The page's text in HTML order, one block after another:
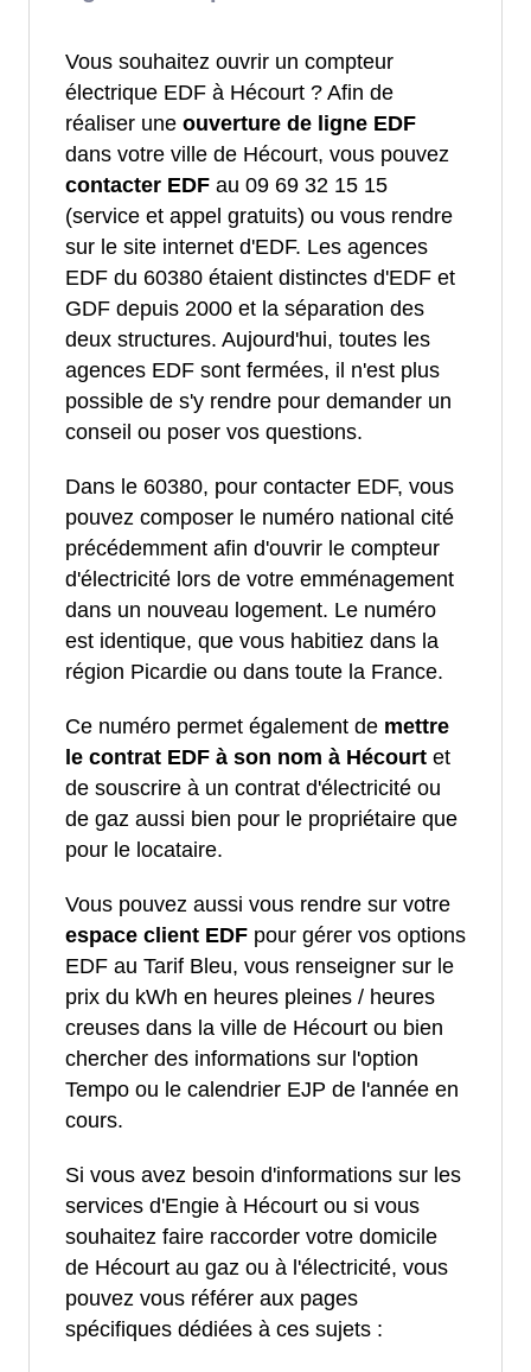
Vous souhaitez ouvrir un compteur
électrique EDF à Hécourt ? Afin de
réaliser une ouverture de ligne EDF
dans votre ville de Hécourt, vous pouvez
contacter EDF au 09 69 32 15 15
(service et appel gratuits) ou vous rendre
sur le site internet d'EDF. Les agences
EDF du 60380 étaient distinctes d'EDF et
GDF depuis 2000 et la séparation des
deux structures. Aujourd'hui, toutes les
agences EDF sont fermées, il n'est plus
possible de s'y rendre pour demander un
conseil ou poser vos questions.
Dans le 60380, pour contacter EDF, vous
pouvez composer le numéro national cité
précédemment afin d'ouvrir le compteur
d'électricité lors de votre emménagement
dans un nouveau logement. Le numéro
est identique, que vous habitiez dans la
région Picardie ou dans toute la France.
Ce numéro permet également de mettre
le contrat EDF à son nom à Hécourt et
de souscrire à un contrat d'électricité ou
de gaz aussi bien pour le propriétaire que
pour le locataire.
Vous pouvez aussi vous rendre sur votre
espace client EDF pour gérer vos options
EDF au Tarif Bleu, vous renseigner sur le
prix du kWh en heures pleines / heures
creuses dans la ville de Hécourt ou bien
chercher des informations sur l'option
Tempo ou le calendrier EJP de l'année en
cours.
Si vous avez besoin d'informations sur les
services d'Engie à Hécourt ou si vous
souhaitez faire raccorder votre domicile
de Hécourt au gaz ou à l'électricité, vous
pouvez vous référer aux pages
spécifiques dédiées à ces sujets :